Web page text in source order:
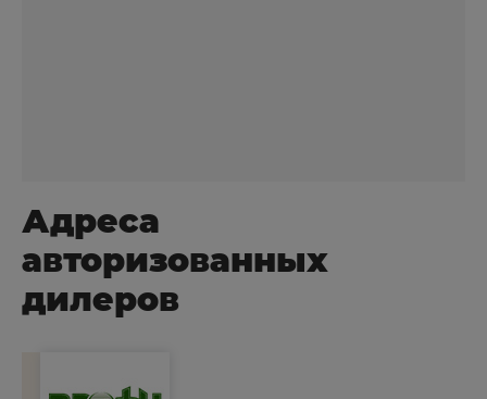
Адреса
авторизованных
дилеров